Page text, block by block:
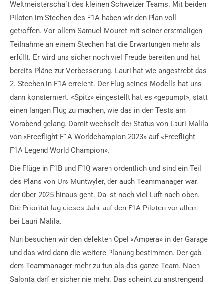
Weltmeisterschaft des kleinen Schweizer Teams. Mit beiden
Piloten im Stechen des F1A haben wir den Plan voll
getroffen. Vor allem Samuel Mouret mit seiner erstmaligen
Teilnahme an einem Stechen hat die Erwartungen mehr als
erfüllt. Er wird uns sicher noch viel Freude bereiten und hat
bereits Pläne zur Verbesserung. Lauri hat wie angestrebt das
2. Stechen in F1A erreicht. Der Flug seines Modells hat uns
dann konsterniert. «Spitz» eingestellt hat es «gepumpt», statt
einen langen Flug zu machen, wie das in den Tests am
Vorabend gelang. Damit wechselt der Status von Lauri Malila
von «Freeflight F1A Worldchampion 2023» auf «Freeflight
F1A Legend World Champion».
Die Flüge in F1B und F1Q waren ordentlich und sind ein Teil
des Plans von Urs Muntwyler, der auch Teammanager war,
der über 2025 hinaus geht. Da ist noch viel Luft nach oben.
Die Priorität lag dieses Jahr auf den F1A Piloten vor allem
bei Lauri Malila.
Nun besuchen wir den defekten Opel «Ampera» in der Garage
und das wird dann die weitere Planung bestimmen. Der gab
dem Teammanager mehr zu tun als das ganze Team. Nach
Salonta darf er sicher nie mehr. Das scheint zu anstrengend